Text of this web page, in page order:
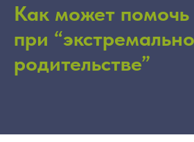
Как может помочь
при
родительстве”